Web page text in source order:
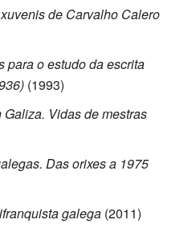
de Carvalho Calero
para o estudo da escrita
(1993)
Vidas de mestras
Das orixes a 1975
galega (2011)